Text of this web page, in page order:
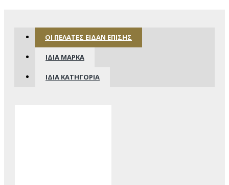
ΟΙ ΠΕΛΆΤΕΣ ΕΊΔΑΝ ΕΠΊΣΗΣ
ΊΔΙΑ ΜΆΡΚΑ
ΊΔΙΑ ΚΑΤΗΓΟΡΊΑ